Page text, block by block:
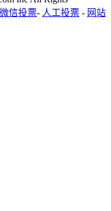
微信投票- 人工投票 - 网站